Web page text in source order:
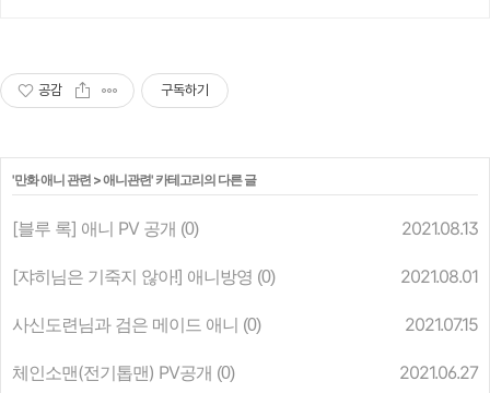
공감 구독하기
'만화 애니 관련 >애니관련' 카테고리의 다른 글
[블루 록] 애니 PV 공개 (0) 2021.08.13
[쟈히님은 기죽지 않아!] 애니방영 (0) 2021.08.01
사신도련님과 검은 메이드 애니 (0) 2021.07.15
체인소맨(전기톱맨) PV공개 (0) 2021.06.27